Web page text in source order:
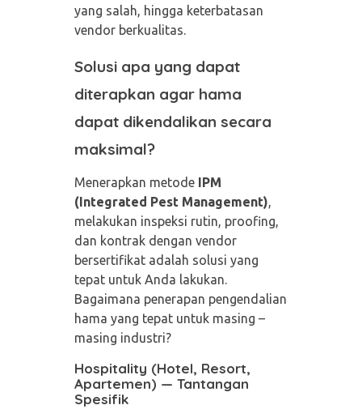
yang salah, hingga keterbatasan
vendor berkualitas.
Solusi apa yang dapat
diterapkan agar hama
dapat dikendalikan secara
maksimal?
Menerapkan metode IPM
(Integrated Pest Management),
melakukan inspeksi rutin, proofing,
dan kontrak dengan vendor
bersertifikat adalah solusi yang
tepat untuk Anda lakukan.
Bagaimana penerapan pengendalian
hama yang tepat untuk masing –
masing industri?
Hospitality (Hotel, Resort,
Apartemen) — Tantangan
Spesifik